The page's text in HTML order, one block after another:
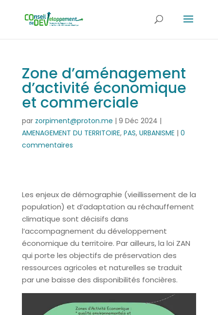
Zone d’aménagement
d’activité économique
et commerciale
par zorpiment@proton.me | 9 Déc 2024 |
AMENAGEMENT DU TERRITOIRE, PAS, URBANISME | 0
commentaires
Les enjeux de démographie (vieillissement de la
population) et d’adaptation au réchauffement
climatique sont décisifs dans
l’accompagnement du développement
économique du territoire. Par ailleurs, la loi ZAN
qui porte les objectifs de préservation des
ressources agricoles et naturelles se traduit
par une baisse des disponibilités foncières.